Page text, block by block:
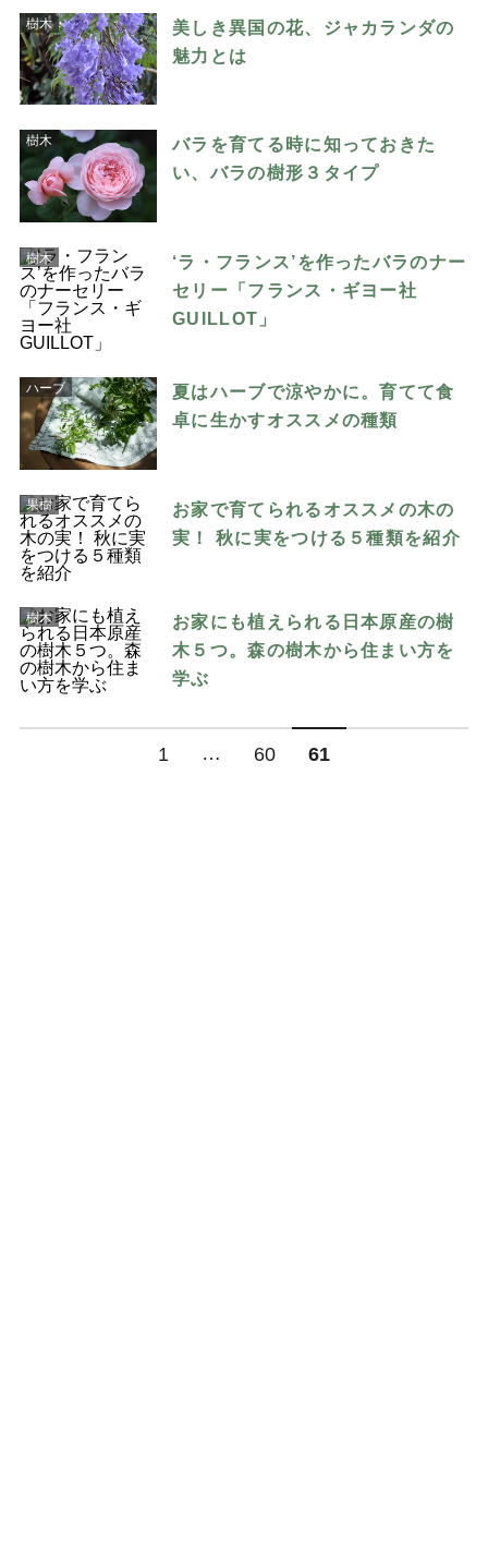
樹木
美しき異国の花、ジャカランダの
魅力とは
樹木
バラを育てる時に知っておきた
い、バラの樹形３タイプ
樹木
‘ラ・フランス’を作ったバラのナー
セリー「フランス・ギヨー社
GUILLOT」
ハーブ
夏はハーブで涼やかに。育てて食
卓に生かすオススメの種類
果樹
お家で育てられるオススメの木の
実！ 秋に実をつける５種類を紹介
樹木
お家にも植えられる日本原産の樹
木５つ。森の樹木から住まい方を
学ぶ
1 … 60 61